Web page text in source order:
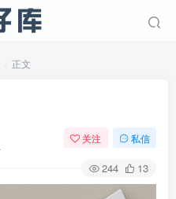
正文
关注 私信
244 13